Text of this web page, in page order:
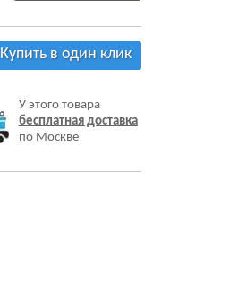
Купить в один клик
У этого товара
бесплатная доставка
по Москве